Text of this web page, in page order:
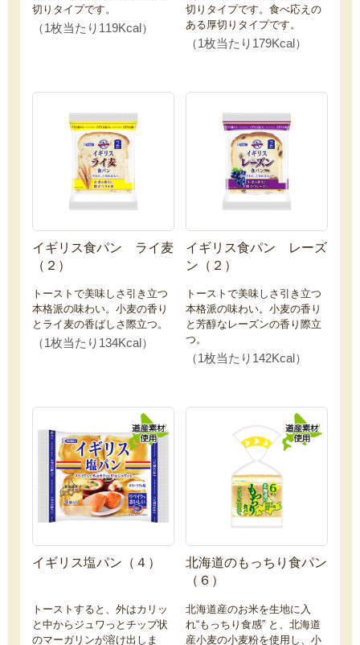
切りタイプです。
（1枚当たり119Kcal）
切りタイプです。食べ応えの
ある厚切りタイプです。
（1枚当たり179Kcal）
イギリス食パン ライ麦
（２）
トーストで美味しさ引き立つ
本格派の味わい。小麦の香り
とライ麦の香ばしさ際立つ。
（1枚当たり134Kcal）
イギリス食パン レーズ
ン（２）
トーストで美味しさ引き立つ
本格派の味わい。小麦の香り
と芳醇なレーズンの香り際立
つ。
（1枚当たり142Kcal）
イギリス塩パン（４）
トーストすると、外はカリッ
と中からジュワっとチップ状
のマーガリンが溶け出しま
北海道のもっちり食パン
（６）
北海道産のお米を生地に入
れ“もっちり食感” と、北海道
産小麦の小麦粉を使用し、小